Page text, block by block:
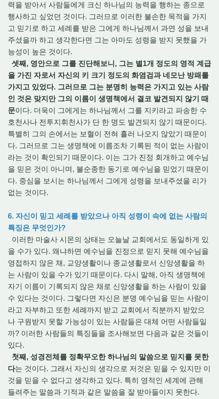
력을 받아서 사람들에게 크신 하나님의 능력을 행하는 종으로
행사하고 싶었던 것이다. 그러므로 이러한 불손한 목적을 가지
고 믿기로 하고 세례를 받은 그에게 하나님께서 과연 성을 보내
주셨을까 하고 생각한다면 그는 아마도 성령을 받지 못했을 가
능성이 높은 것이다.
셋째, 영안으로 그를 진단해보니, 그는 별1개 정도의 영적 계급
을 가진 자로서 자신의 키 크기 정도의 화염검과 네모난 방패를
가지고 있었다. 그러므로 그는 분명히 능력은 가지고 있는 사람
인 것은 맞지만 그의 이름이 생명책에서 결코 발견되지 않기 때
문이다. 더욱이 그에게는 하나님께서 그를 지키라고 파송한 수
호천사나 전투지휘천사가 단 한 명도 발견되지 않기 때문이다.
특별히 그의 손에서는 보혈이 전혀 흘러 나오지 않았기 때문이
다. 그러므로 그는 생명책에 이름조차 기록된 적이 없는 사람이
라는 것이 확인되기 때문이다. 이는 그가 진정 회개하고 예수님
을 믿은 것이 아니며, 불순종한 동기로 예수님을 믿었기 때문이
다. 중심을 보시는 하나님께서 그에게 성령을 보내주셨을 리가
없는 것이다.
6. 자신이 믿고 세례를 받았으나 아직 성령이 속에 없는 사람의
특징은 무엇인가?
이러한 마술사 시몬의 상태는 오늘날 교회에서도 동일하게 있
을 수가 있다. 왜냐하면 예수님을 진정으로 믿지 못해 예수님을
영접하지 않은 채, 교양생활이나 종교생활로서 신앙생활을 하
는 사람이 있을 수가 있기 때문이다. 다시 말해, 아직 생명책에
자기 이름이 기록되지 않은 채로 신앙생활을 하는 사람이 있을
수 있다는 것이다. 그렇다면 자신은 분명 예수님을 믿는 사람이
라고 자부하고 또한 세례까지 받고 교회에서 직분까지 받았으
나 구원받지 못할 가능성이 있는 사람들은 대체 어떤 사람들일
까? 이러한 사람들의 특징들을 조사해보면 다음과 같은 것들이
있다.
첫째, 성경전체를 정확무오한 하나님의 말씀으로 믿지를 못한
다는 것이다. 그래서 자신의 생각으로 저것은 믿을 수 있지만 이
것을 믿을 수 없다고 생각하고 있다. 특히 영적인 세계에 관해
들려주는 말씀과 기적과 같은 말씀을 잘 받아들이지 못한다.